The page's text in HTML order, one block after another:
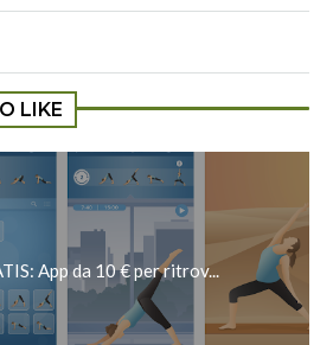
LIKE
App da 10 € per ritrov...